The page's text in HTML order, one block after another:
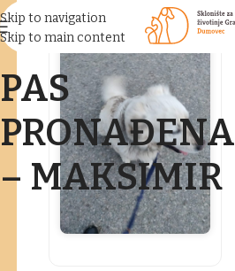
Skip to navigation
Skip to main content
PAS
PRONAĐENA
– MAKSIMIR